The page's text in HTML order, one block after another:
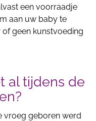
een voorraadje
aan uw baby te
geen kunstvoeding
al tijdens de
vroeg geboren werd